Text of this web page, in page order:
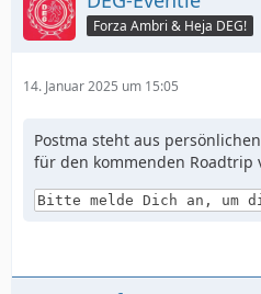
Forza Ambri & Heja DEG!
14. Januar 2025 um 15:05
Postma steht aus
für den kommenden Roadtrip
Bitte melde Dich an, um